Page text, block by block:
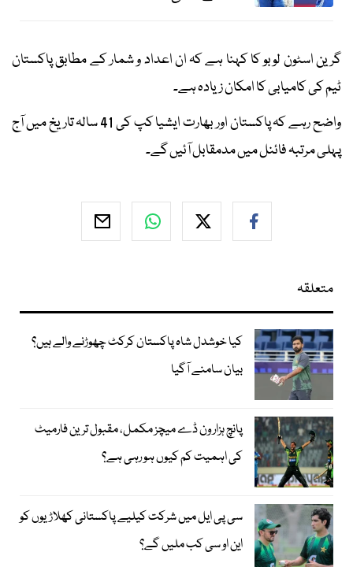
گرین اسٹون لوبو کا کہنا ہے کہ ان اعداد و شمار کے مطابق پاکستان
ٹیم کی کامیابی کا امکان زیادہ ہے۔
واضح رہے کہ پاکستان اور بھارت ایشیا کپ کی 41 سالہ تاریخ میں آج
پہلی مرتبہ فائنل میں مدمقابل آئیں گے۔
متعلقہ
کیا خوشدل شاہ پاکستان کرکٹ چھوڑنے والے ہیں؟
بیان سامنے آگیا
پانچ ہزار ون ڈے میچز مکمل، مقبول ترین فارمیٹ
کی اہمیت کم کیوں ہو رہی ہے؟
سی پی ایل میں شرکت کیلیے پاکستانی کھلاڑیوں کو
این او سی کب ملیں گے؟